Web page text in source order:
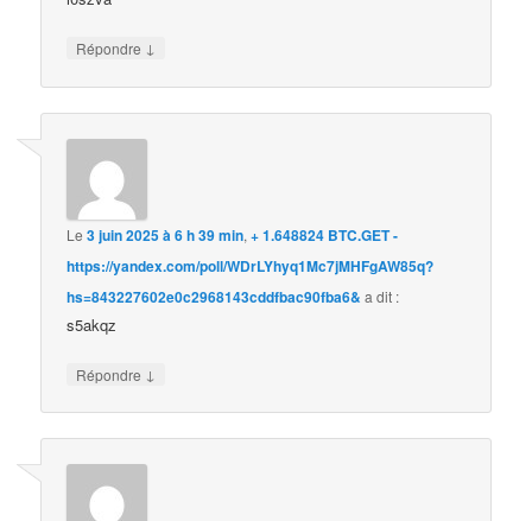
Répondre ↓
Le3 juin 2025 à 6 h 39 min,+ 1.648824 BTC.GET -
https://yandex.com/poll/WDrLYhyq1Mc7jMHFgAW85q?
hs=843227602e0c2968143cddfbac90fba6& a dit :
s5akqz
Répondre ↓